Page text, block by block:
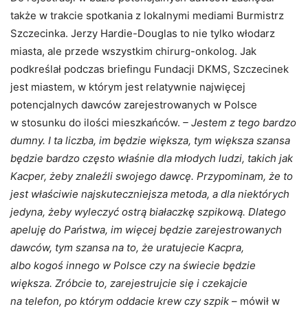
także w trakcie spotkania z lokalnymi mediami Burmistrz
Szczecinka. Jerzy Hardie-Douglas to nie tylko włodarz
miasta, ale przede wszystkim chirurg-onkolog. Jak
podkreślał podczas briefingu Fundacji DKMS, Szczecinek
jest miastem, w którym jest relatywnie najwięcej
potencjalnych dawców zarejestrowanych w Polsce
w stosunku do ilości mieszkańców. – Jestem z tego bardzo
dumny. I ta liczba, im będzie większa, tym większa szansa
będzie bardzo często właśnie dla młodych ludzi, takich jak
Kacper, żeby znaleźli swojego dawcę. Przypominam, że to
jest właściwie najskuteczniejsza metoda, a dla niektórych
jedyna, żeby wyleczyć ostrą białaczkę szpikową. Dlatego
apeluję do Państwa, im więcej będzie zarejestrowanych
dawców, tym szansa na to, że uratujecie Kacpra,
albo kogoś innego w Polsce czy na świecie będzie
większa. Zróbcie to, zarejestrujcie się i czekajcie
na telefon, po którym oddacie krew czy szpik – mówił w